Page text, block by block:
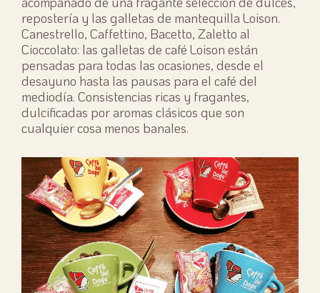
repostería y las galletas de mantequilla Loison.
Canestrello, Caffettino, Bacetto, Zaletto al
Cioccolato: las galletas de café Loison están
pensadas para todas las ocasiones, desde el
desayuno hasta las pausas para el café del
mediodía. Consistencias ricas y fragantes,
dulcificadas por aromas clásicos que son
cualquier cosa menos banales.